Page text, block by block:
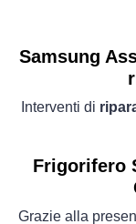
Samsung
Interventi di
Frigorifero
Grazie alla